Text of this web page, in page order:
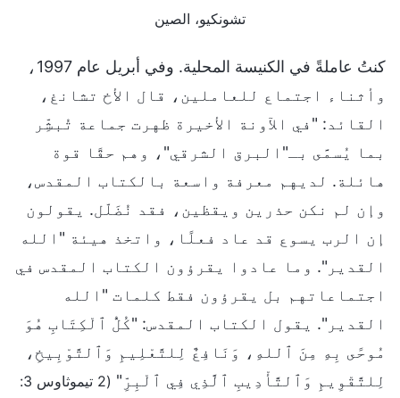
تشونكيو، الصين
كنتُ عاملةً في الكنيسة المحلية. وفي أبريل عام 1997،
وأثناء اجتماع للعاملين، قال الأخ تشانغ،
القائد: "في الآونة الأخيرة ظهرت جماعة تُبشِّر
بما يُسمَّى بـ"البرق الشرقي"، وهم حقًا قوة
هائلة. لديهم معرفة واسعة بالكتاب المقدس،
وإن لم نكن حذرين ويقظين، فقد نُضَلّل. يقولون
إن الرب يسوع قد عاد فعلًا، واتخذ هيئة "الله
القدير". وما عادوا يقرؤون الكتاب المقدس في
اجتماعاتهم بل يقرؤون فقط كلمات "الله
القدير". يقول الكتاب المقدس: "كُلُّ ٱلْكِتَابِ هُوَ
مُوحًى بِهِ مِنَ ٱللهِ، وَنَافِعٌ لِلتَّعْلِيمِ وَٱلتَّوْبِيخِ،
لِلتَّقْوِيمِ وَٱلتَّأْدِيبِ ٱلَّذِي فِي ٱلْبِرِّ"
(2 تيموثاوس 3: